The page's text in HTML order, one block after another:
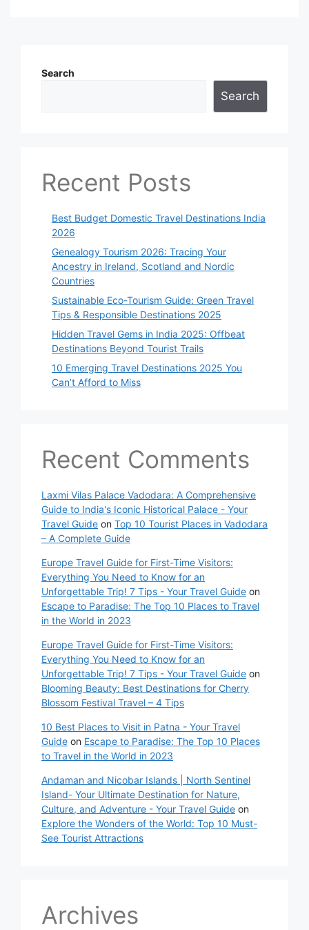
Search
Search
Recent Posts
Best Budget Domestic Travel Destinations India
2026
Genealogy Tourism 2026: Tracing Your
Ancestry in Ireland, Scotland and Nordic
Countries
Sustainable Eco-Tourism Guide: Green Travel
Tips & Responsible Destinations 2025
Hidden Travel Gems in India 2025: Offbeat
Destinations Beyond Tourist Trails
10 Emerging Travel Destinations 2025 You
Can’t Afford to Miss
Recent Comments
Laxmi Vilas Palace Vadodara: A Comprehensive
Guide to India's Iconic Historical Palace - Your
Travel Guide on Top 10 Tourist Places in Vadodara
– A Complete Guide
Europe Travel Guide for First-Time Visitors:
Everything You Need to Know for an
Unforgettable Trip! 7 Tips - Your Travel Guide on
Escape to Paradise: The Top 10 Places to Travel
in the World in 2023
Europe Travel Guide for First-Time Visitors:
Everything You Need to Know for an
Unforgettable Trip! 7 Tips - Your Travel Guide on
Blooming Beauty: Best Destinations for Cherry
Blossom Festival Travel – 4 Tips
10 Best Places to Visit in Patna - Your Travel
Guide on Escape to Paradise: The Top 10 Places
to Travel in the World in 2023
Andaman and Nicobar Islands | North Sentinel
Island- Your Ultimate Destination for Nature,
Culture, and Adventure - Your Travel Guide on
Explore the Wonders of the World: Top 10 Must-
See Tourist Attractions
Archives